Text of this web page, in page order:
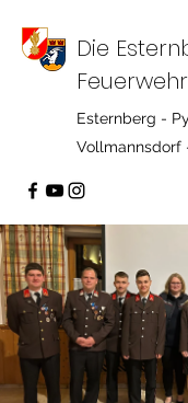
Die
Esternberg -
Vollmannsdorf